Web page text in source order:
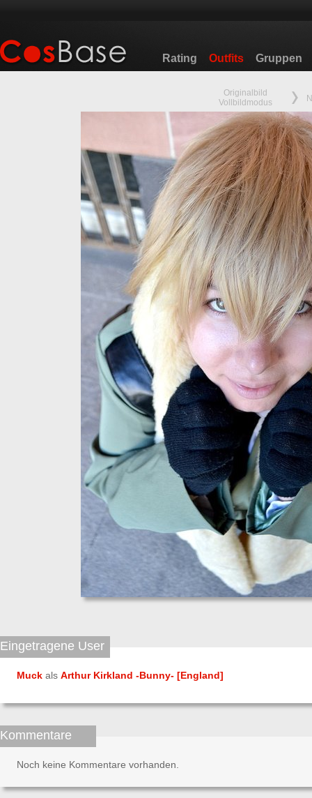
Rating Outfits Gruppen
Originalbild
Vollbildmodus
Eingetragene User
Muck als Arthur Kirkland -Bunny- [England]
Kommentare
Noch keine Kommentare vorhanden.